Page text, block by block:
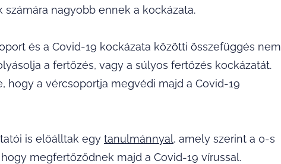
nagyobb ennek a kockázata.
és a Covid-19 kockázata közötti összefüggés nem
a fertőzés, vagy a súlyos fertőzés kockázatát.
hogy a vércsoportja megvédi majd a Covid-19
is előálltak egy tanulmánnyal, amely szerint a 0-s
megfertőződnek majd a Covid-19 vírussal.